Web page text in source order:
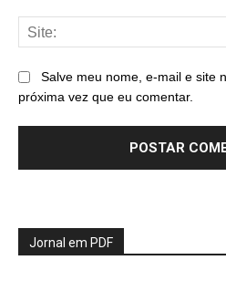
Salve meu nome, e-mail e site
próxima vez que eu comentar.
Jornal em PDF